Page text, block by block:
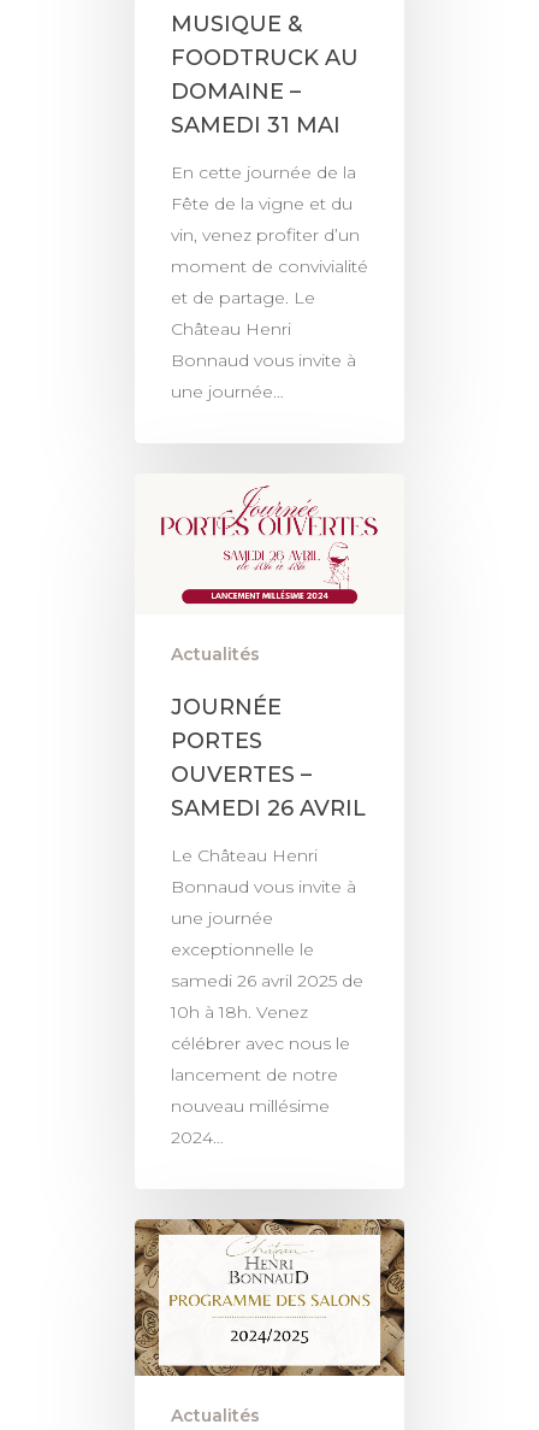
MUSIQUE &
FOODTRUCK AU
DOMAINE –
SAMEDI 31 MAI
En cette journée de la
Fête de la vigne et du
vin, venez profiter d’un
moment de convivialité
et de partage. Le
Château Henri
Bonnaud vous invite à
une journée…
Actualités
JOURNÉE
PORTES
OUVERTES –
SAMEDI 26 AVRIL
Le Château Henri
Bonnaud vous invite à
une journée
exceptionnelle le
samedi 26 avril 2025 de
10h à 18h. Venez
célébrer avec nous le
lancement de notre
nouveau millésime
2024…
Actualités
LES GÎTES
LES AFTERWORKS DU
LES BRUNCHS DU
ACTUALITÉS
CONTACT
E-BOUTIQUE